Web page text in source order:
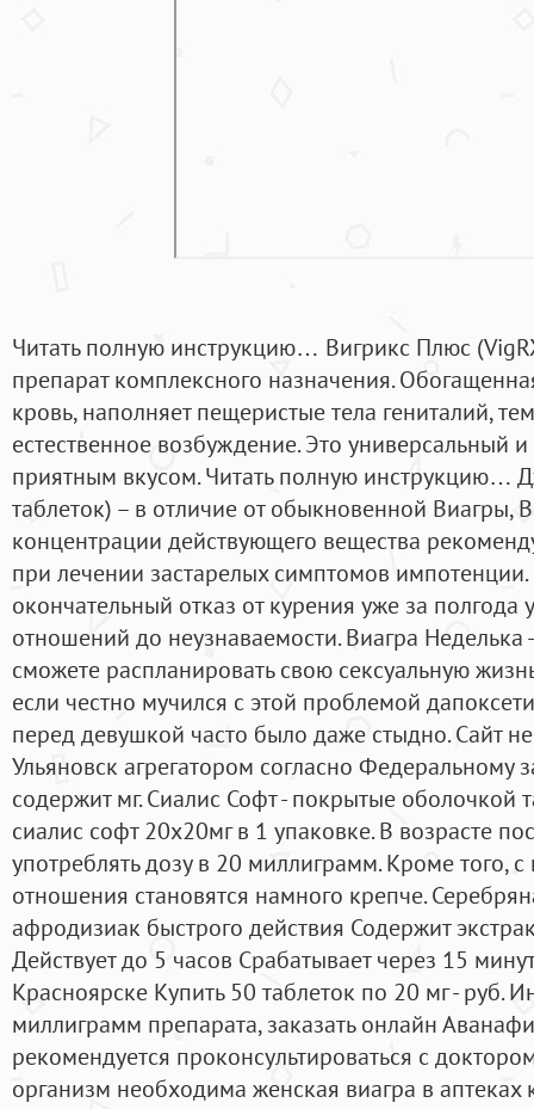
Читать полную инструкцию… Вигрикс Плюс
препарат комплексного назначения.
кровь, наполняет пещеристые тела гениталий,
естественное возбуждение. Это универсальный
приятным вкусом. Читать полную инструкцию…
таблеток) – в отличие от обыкновенной
концентрации действующего вещества
при лечении застарелых симптомов
окончательный отказ от курения уже за полгода
отношений до неузнаваемости. Виагра Неделька
сможете распланировать свою сексуальную
если честно мучился с этой проблемой
перед девушкой часто было даже стыдно. Сайт не
Ульяновск агрегатором согласно Федеральному
содержит мг. Сиалис Софт - покрытые оболочкой
сиалис софт 20x20мг в 1 упаковке. В возрасте
употреблять дозу в 20 миллиграмм. Кроме того,
отношения становятся намного крепче.
афродизиак быстрого действия Содержит
Действует до 5 часов Срабатывает через 15
Красноярске Купить 50 таблеток по 20 мг - руб.
миллиграмм препарата, заказать онлайн
рекомендуется проконсультироваться с
организм необходима женская виагра в аптеках